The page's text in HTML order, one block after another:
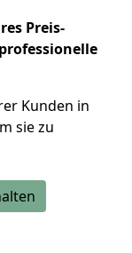
Preis-
Kunden in
sie zu